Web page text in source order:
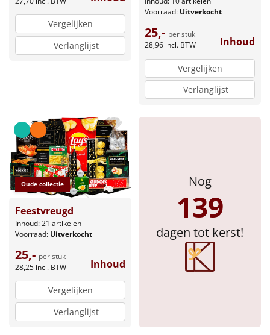
Sinterklaaspakketten
Particulier
Cadeaubon
Per stuk
Alle overige
Vergelijken
Verlanglijst
Voorraad: Uitverkocht
25,- per stuk
28,96 incl. BTW Inhoud
Vergelijken
Verlanglijst
Oude collectie
Feestvreugd
Inhoud: 21 artikelen
Voorraad: Uitverkocht
25,- per stuk
28,25 incl. BTW Inhoud
Vergelijken
Verlanglijst
Nog
139
dagen tot kerst!